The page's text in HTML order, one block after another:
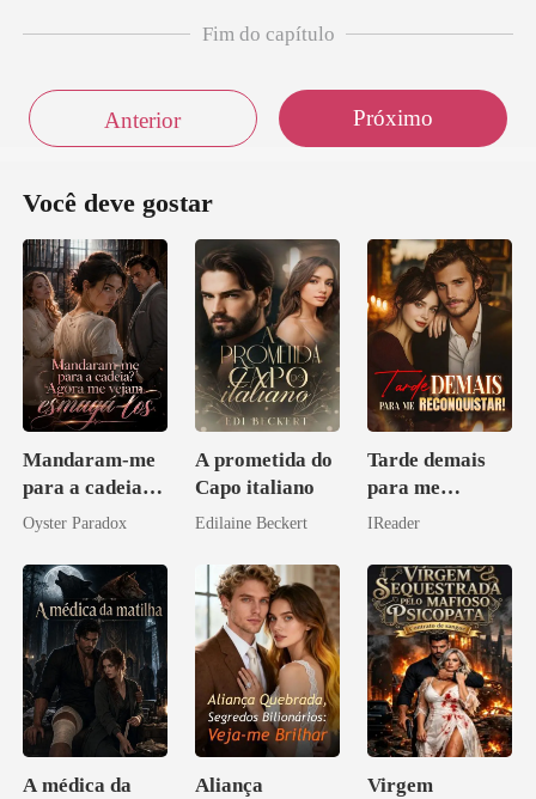
Fim do capítulo
Anterior Próximo
Você deve gostar
Mandaram-me
para a cadeia?
Agora me
los
Oyster Paradox
A prometida do
Capo italiano
Edilaine Beckert
Tarde demais
para me
reconquistar!
IReader
A médica da
Aliança
Virgem